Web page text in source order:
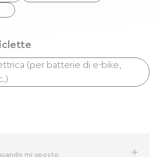
(per batterie di e-bike,
mi sposto